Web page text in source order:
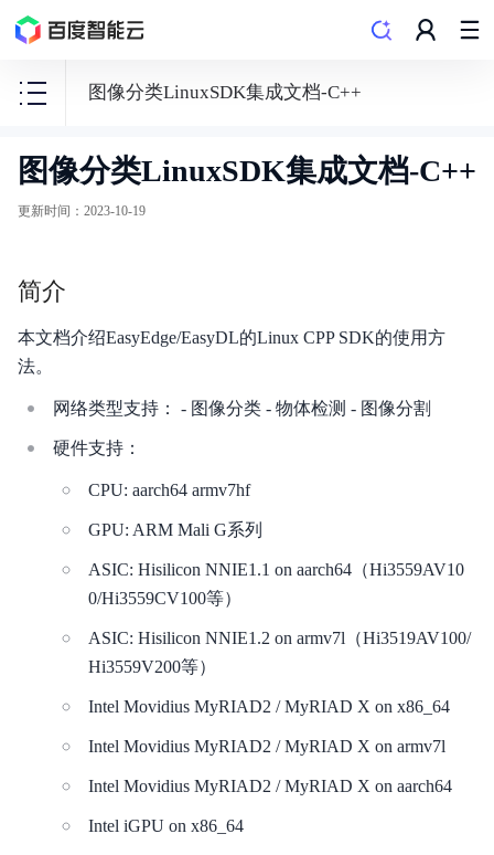
图像分类LinuxSDK集成文档-C++
EasyDL
零
AI
开
发
台
新手指南
价格说明
EasyDL 文本使用说明
EasyDL 语音使用说明
EasyDL 视频使用说明
图像分类LinuxSDK集成文档-C++
更新时间 ： 2023-10-19
简介
本文档介绍EasyEdge/EasyDL的Linux CPP SDK的使用方
法。
网络类型支持： - 图像分类 - 物体检测 - 图像分割
硬件支持：
CPU: aarch64 armv7hf
GPU: ARM Mali G系列
ASIC: Hisilicon NNIE1.1 on aarch64（Hi3559AV10
0/Hi3559CV100等）
ASIC: Hisilicon NNIE1.2 on armv7l（Hi3519AV100/
Hi3559V200等）
Intel Movidius MyRIAD2 / MyRIAD X on x86_64
Intel Movidius MyRIAD2 / MyRIAD X on armv7l
Intel Movidius MyRIAD2 / MyRIAD X on aarch64
Intel iGPU on x86_64